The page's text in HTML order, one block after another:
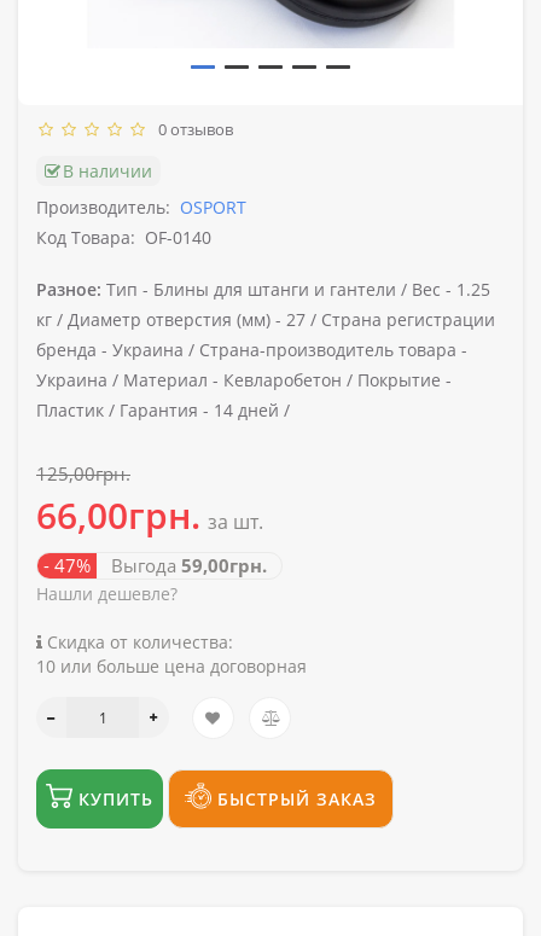
0 отзывов
В наличии
Производитель: OSPORT
Код Товара: OF-0140
Разное: Тип - Блины для штанги и гантели / Вес - 1.25
кг / Диаметр отверстия (мм) - 27 / Страна регистрации
бренда - Украина / Страна-производитель товара -
Украина / Материал - Кевларобетон / Покрытие -
Пластик / Гарантия - 14 дней /
125,00грн.
66,00грн. за шт.
- 47% Выгода 59,00грн.
Нашли дешевле?
Скидка от количества:
10 или больше цена договорная
КУПИТЬ БЫСТРЫЙ ЗАКАЗ